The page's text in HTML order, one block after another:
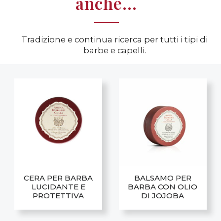
Tradizione e continua ricerca per tutti i tipi di
barbe e capelli.
CERA PER BARBA
LUCIDANTE E
PROTETTIVA
BALSAMO PER
BARBA CON OLIO
DI JOJOBA
Questo